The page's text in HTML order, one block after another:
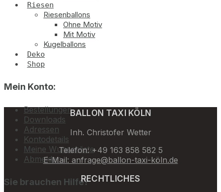
Riesen
Riesenballons
Ohne Motiv
Mit Motiv
Kugelballons
Deko
Shop
Mein Konto:
Bestellungen
Downloads
Adressen
Kontodetails
Meine Wunschliste
Abmelden
Sie brauchen Hilfe?
BALLON TAXI KÖLN
Inh. Christofer Wetter
Telefon: +49 163 858 582 5
E-Mail: anfrage@ballon-taxi-köln.de
RECHTLICHES